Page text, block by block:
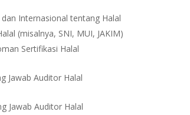
Internasional tentang Halal
(misalnya, SNI, MUI, JAKIM)
Sertifikasi Halal
Jawab Auditor Halal
Jawab Auditor Halal